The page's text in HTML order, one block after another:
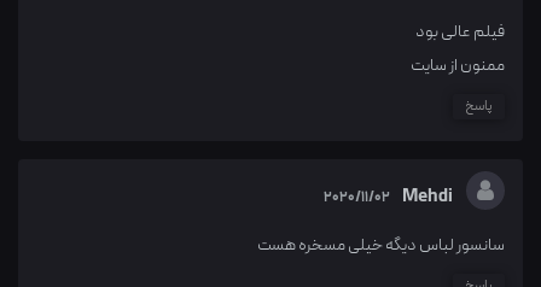
فیلم عالی بود
ممنون از سایت
پاسخ
Mehdi
2020/11/02
سانسور لباس دیگه خیلی مسخره هست